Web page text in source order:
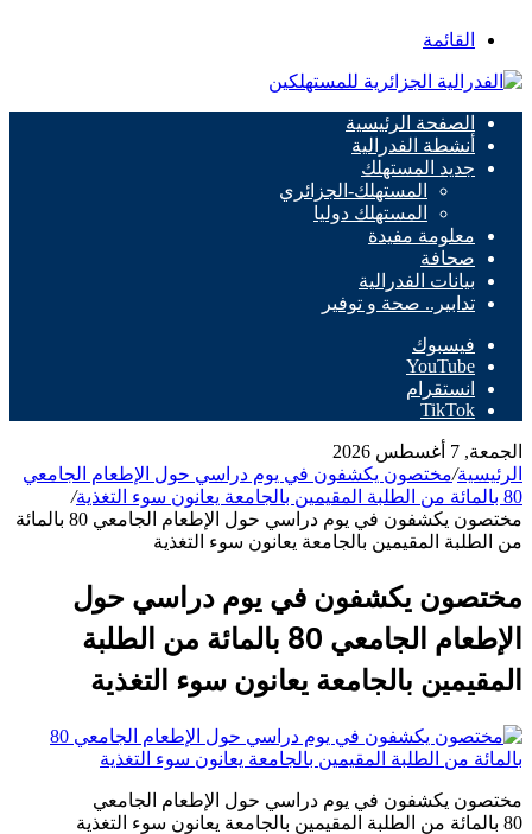
القائمة
الصفحة الرئيسية
أنشطة الفدرالية
جديد المستهلك
المستهلك-الجزائري
المستهلك دوليا
معلومة مفيدة
صحافة
بيانات الفدرالية
تدابير.. صحة و توفير
فيسبوك
‫YouTube
انستقرام
‫TikTok
الجمعة, 7 أغسطس 2026
الرئيسية/مختصون يكشفون في يوم دراسي حول الإطعام الجامعي
80 بالمائة من الطلبة المقيمين بالجامعة يعانون سوء التغذية
/
مختصون يكشفون في يوم دراسي حول الإطعام الجامعي 80 بالمائة
من الطلبة المقيمين بالجامعة يعانون سوء التغذية
مختصون يكشفون في يوم دراسي حول
الإطعام الجامعي 80 بالمائة من الطلبة
المقيمين بالجامعة يعانون سوء التغذية
مختصون يكشفون في يوم دراسي حول الإطعام الجامعي
80 بالمائة من الطلبة المقيمين بالجامعة يعانون سوء التغذية